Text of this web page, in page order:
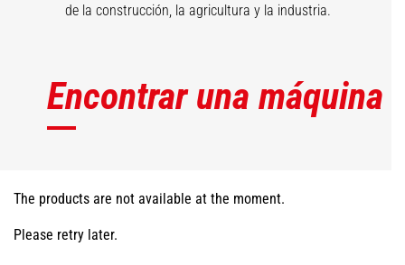
de la construcción, la agricultura y la industria.
Encontrar una máquina
The products are not available at the moment.
Please retry later.